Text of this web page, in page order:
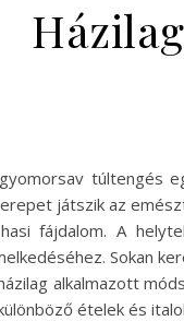
túltengés
játszik az
fájdalom. A
Sokan
alkalmazott
ételek és